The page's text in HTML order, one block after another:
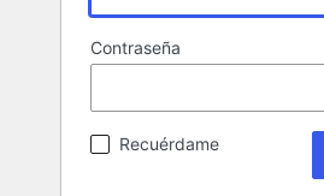
Contraseña
Recuérdame